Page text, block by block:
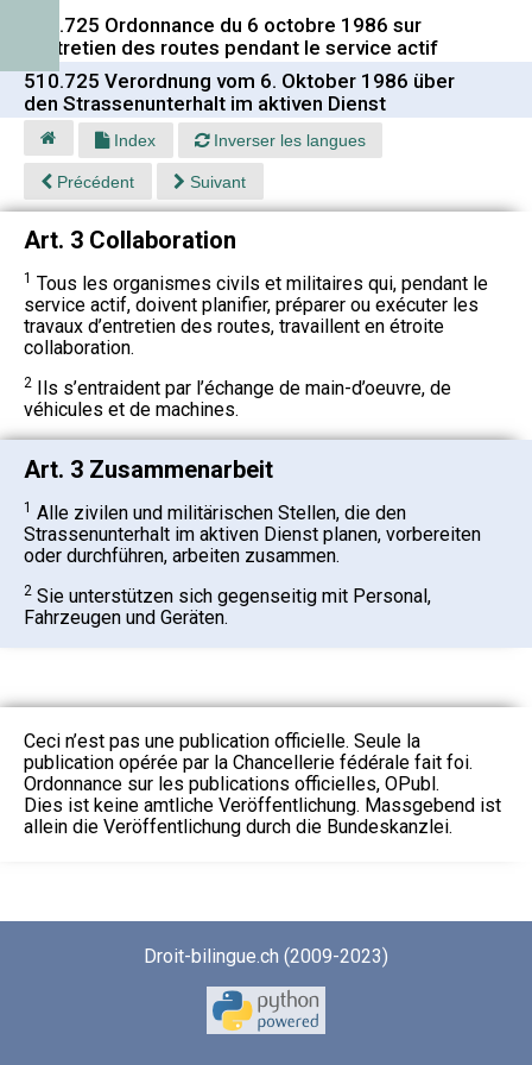
510.725 Ordonnance du 6 octobre 1986 sur
l'entretien des routes pendant le service actif
510.725 Verordnung vom 6. Oktober 1986 über
den Strassenunterhalt im aktiven Dienst
Index Inverser les langues
Précédent Suivant
Art. 3 Collaboration
1 Tous les organismes civils et militaires qui, pendant le
service actif, doivent planifier, préparer ou exécuter les
travaux d’entretien des routes, travaillent en étroite
collaboration.
2 Ils s’entraident par l’échange de main-d’oeuvre, de
véhicules et de machines.
Art. 3 Zusammenarbeit
1 Alle zivilen und militärischen Stellen, die den
Strassenunterhalt im aktiven Dienst planen, vorbereiten
oder durchführen, arbeiten zusammen.
2 Sie unterstützen sich gegenseitig mit Personal,
Fahrzeugen und Geräten.
Ceci n’est pas une publication officielle. Seule la
publication opérée par la Chancellerie fédérale fait foi.
Ordonnance sur les publications officielles, OPubl.
Dies ist keine amtliche Veröffentlichung. Massgebend ist
allein die Veröffentlichung durch die Bundeskanzlei.
Droit-bilingue.ch (2009-2023)